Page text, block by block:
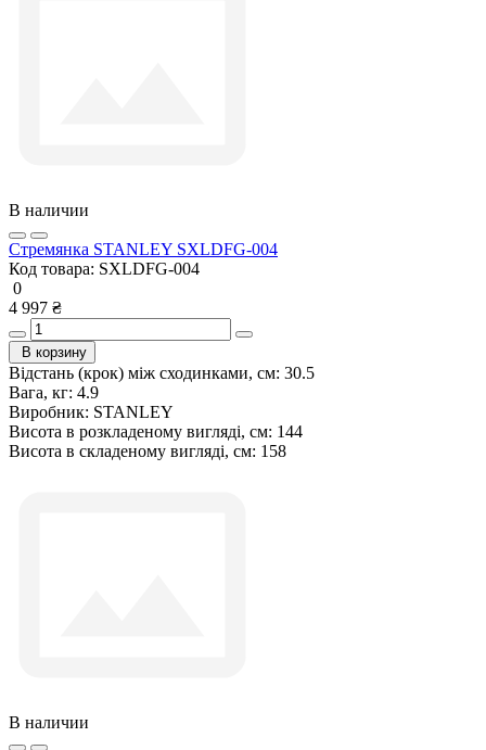
В наличии
Стремянка STANLEY SXLDFG-004
Код товара: SXLDFG-004
0
4 997 ₴
В корзину
Відстань (крок) між сходинками, см: 30.5
Вага, кг: 4.9
Виробник: STANLEY
Висота в розкладеному вигляді, см: 144
Висота в складеному вигляді, см: 158
В наличии